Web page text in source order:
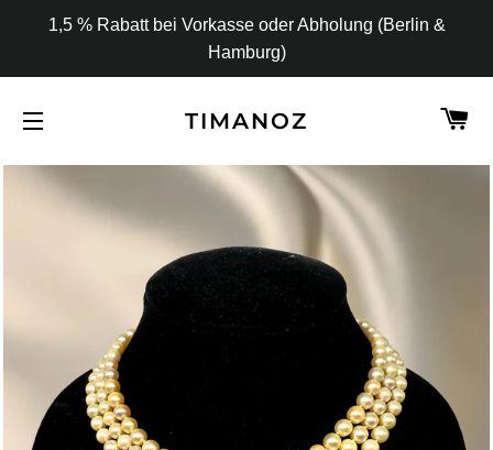
1,5 % Rabatt bei Vorkasse oder Abholung (Berlin &
Hamburg)
TIMANOZ